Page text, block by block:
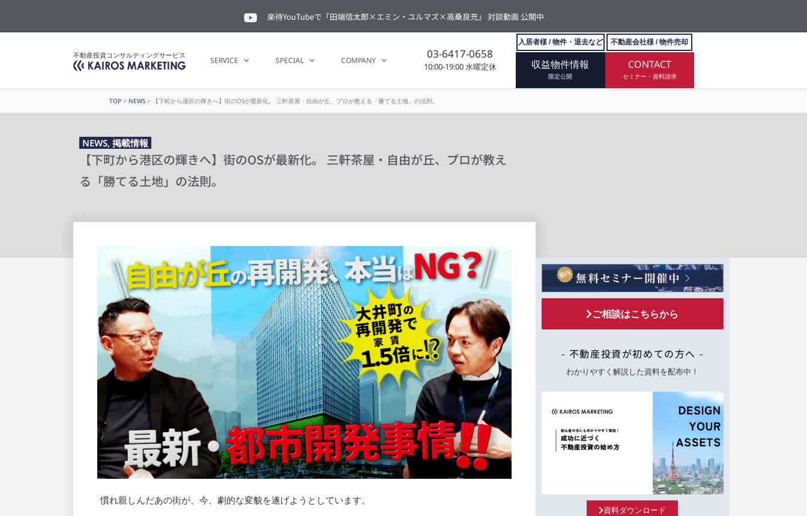
楽待YouTubeで「田端信太郎×エミン・ユルマズ×高桑良充」 対談動画 公開中
不動産投資コンサルティングサービス
SERVICE SPECIAL COMPANY 03-6417-0658
10:00-19:00 水曜定休
入居者様 / 物件・退去など 不動産会社様 / 物件売却
収益物件情報
限定公開
CONTACT
セミナー・資料請求
TOP > NEWS > 【下町から港区の輝きへ】街のOSが最新化。 三軒茶屋・自由が丘、プロが教える「勝てる土地」の法則。
NEWS, 掲載情報
【下町から港区の輝きへ】街のOSが最新化。 三軒茶屋・自由が丘、プロが教え
る「勝てる土地」の法則。
慣れ親しんだあの街が、今、劇的な変貌を遂げようとしています。
ご相談はこちらから
- 不動産投資が初めての方へ -
わかりやすく解説した資料を配布中！
資料ダウンロード